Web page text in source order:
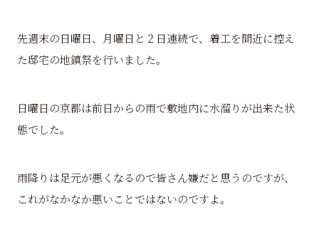
先週末の日曜日、月曜日と２日連続で、着工を間近に控え
た邸宅の地鎮祭を行いました。
日曜日の京都は前日からの雨で敷地内に水溜りが出来た状
態でした。
雨降りは足元が悪くなるので皆さん嫌だと思うのですが、
これがなかなか悪いことではないのですよ。